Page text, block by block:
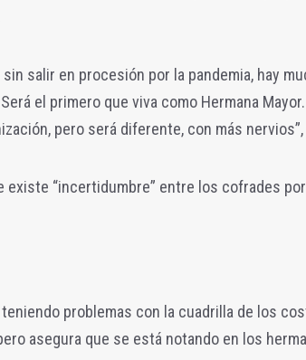
salir en procesión por la pandemia, hay
el primero que viva como Hermana
pero será diferente, con más nervios”,
existe “incertidumbre” entre los cofrades
teniendo problemas con la cuadrilla de los
asegura que se está notando en los